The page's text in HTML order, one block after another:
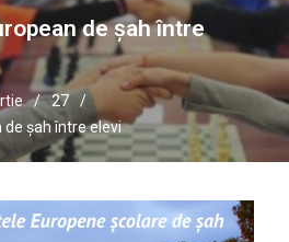
de șah între
27
de șah între elevi